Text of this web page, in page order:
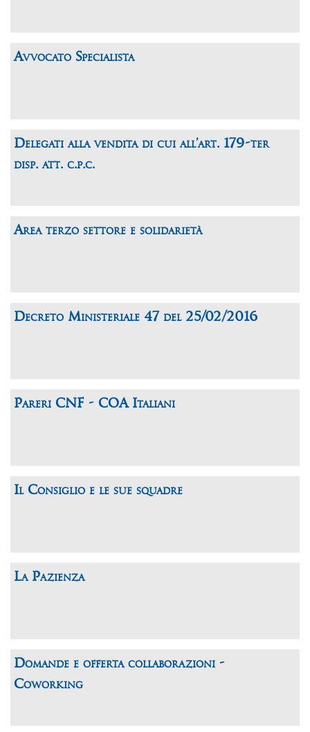
Avvocato Specialista
Delegati alla vendita di cui all’art. 179-ter
disp. att. c.p.c.
Area terzo settore e solidarietà
Decreto Ministeriale 47 del 25/02/2016
Pareri CNF - COA Italiani
Il Consiglio e le sue squadre
La Pazienza
Domande e offerta collaborazioni -
Coworking